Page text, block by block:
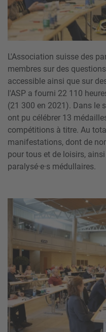
L'Association suisse des
membres sur des
accessible ainsi que sur
l'ASP a fourni 22 110
(21 300 en 2021). Dans le
ont pu célébrer 13
compétitions à titre. Au
manifestations, dont de
pour tous et de loisirs,
paralysé·e·s médullaires.